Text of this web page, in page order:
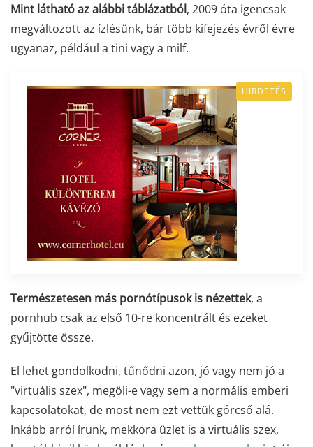
Mint látható az alábbi táblázatból, 2009 óta igencsak
megváltozott az ízlésünk, bár több kifejezés évről évre
ugyanaz, például a tini vagy a milf.
HIRDETÉS
Természetesen más pornótípusok is nézettek, a
pornhub csak az első 10-re koncentrált és ezeket
gyűjtötte össze.
El lehet gondolkodni, tűnődni azon, jó vagy nem jó a
"virtuális szex", megöli-e vagy sem a normális emberi
kapcsolatokat, de most nem ezt vettük górcső alá.
Inkább arról írunk, mekkora üzlet is a virtuális szex,